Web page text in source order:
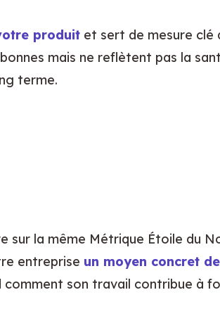
produit et sert de mesure clé
mais ne reflètent pas la
terme.
sur la même Métrique Étoile du
entreprise un moyen concret de
son travail contribue à